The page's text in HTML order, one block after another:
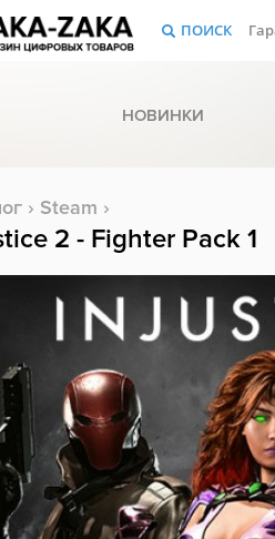
ПОИСК
НОВИНКИ
› Steam ›
2 - Fighter Pack 1